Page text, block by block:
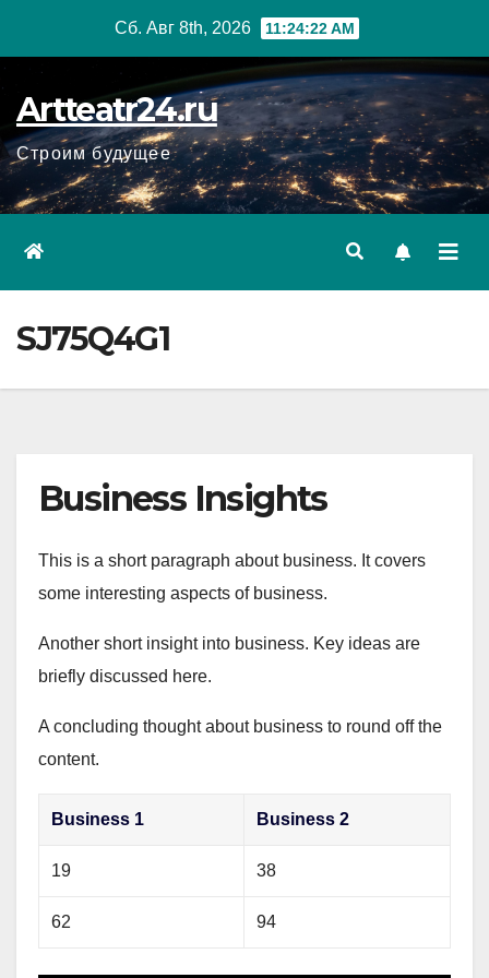
Сб. Авг 8th, 2026 11:24:24 AM
Artteatr24.ru
Строим будущее
SJ75Q4G1
Business Insights
This is a short paragraph about business. It covers
some interesting aspects of business.
Another short insight into business. Key ideas are
briefly discussed here.
A concluding thought about business to round off the
content.
Business 1 Business 2
19 38
62 94